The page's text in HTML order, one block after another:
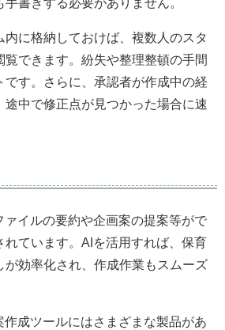
書きする必要がありません。
内に格納しておけば、複数人のスタ
覧できます。紛失や整理整頓の手間
です。さらに、承認者が作成中の経
途中で修正点が見つかった場合に速
イルの要約や企画案の提案等がで
れています。AIを活用すれば、保育
が効率化され、作成作業もスムーズ
成ツールにはさまざまな製品があ